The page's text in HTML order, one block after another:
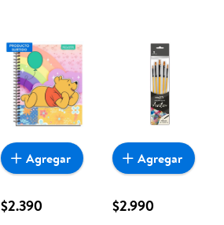
$2.390
Agregar
$2.990
Agregar